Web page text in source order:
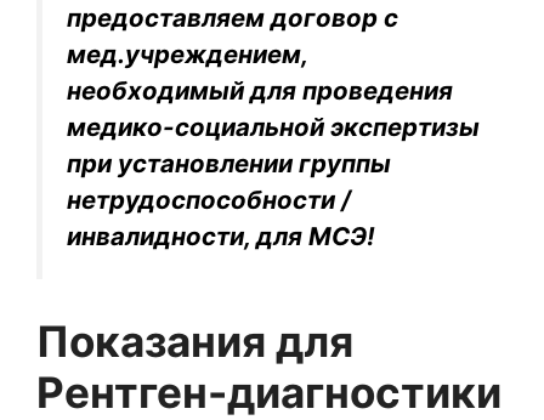
предоставляем договор с
мед.учреждением,
необходимый для проведения
медико-социальной экспертизы
при установлении группы
нетрудоспособности /
инвалидности, для МСЭ!
Показания для
Рентген-диагностики